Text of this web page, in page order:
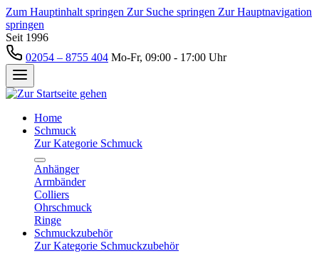
Zum Hauptinhalt springen Zur Suche springen Zur Hauptnavigation
springen
Seit 1996
02054 – 8755 404 Mo-Fr, 09:00 - 17:00 Uhr
Home
Schmuck
Zur Kategorie Schmuck
Anhänger
Armbänder
Colliers
Ohrschmuck
Ringe
Schmuckzubehör
Zur Kategorie Schmuckzubehör